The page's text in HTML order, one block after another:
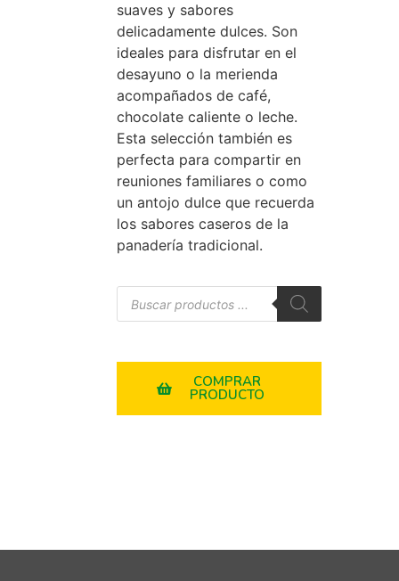
suaves y sabores
delicadamente dulces. Son
ideales para disfrutar en el
desayuno o la merienda
acompañados de café,
chocolate caliente o leche.
Esta selección también es
perfecta para compartir en
reuniones familiares o como
un antojo dulce que recuerda
los sabores caseros de la
panadería tradicional.
COMPRAR
PRODUCTO